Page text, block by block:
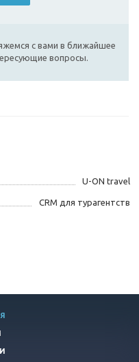
с вами в ближайшее
вопросы.
U-ON travel
CRM для турагентств